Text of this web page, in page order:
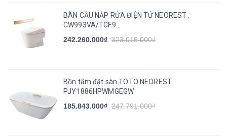
BÀN CẦU NẮP RỬA ĐIỆN TỬ NEOREST :
CW993VA/TCF9...
242.260.000₫ 323.015.000₫
Bồn tắm đặt sàn TOTO NEOREST
PJY1886HPWMGEGW
185.843.000₫ 247.791.000₫